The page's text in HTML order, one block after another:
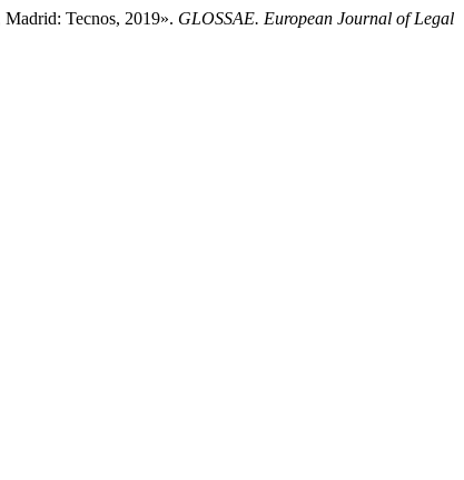
Tecnos, 2019». GLOSSAE. European Journal of Legal